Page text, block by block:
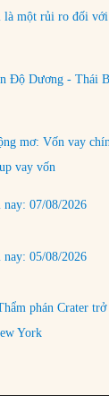
là một rủi ro đối với
Độ Dương - Thái
mơ: Vốn vay
vay vốn
07/08/2026
05/08/2026
phán Crater
York